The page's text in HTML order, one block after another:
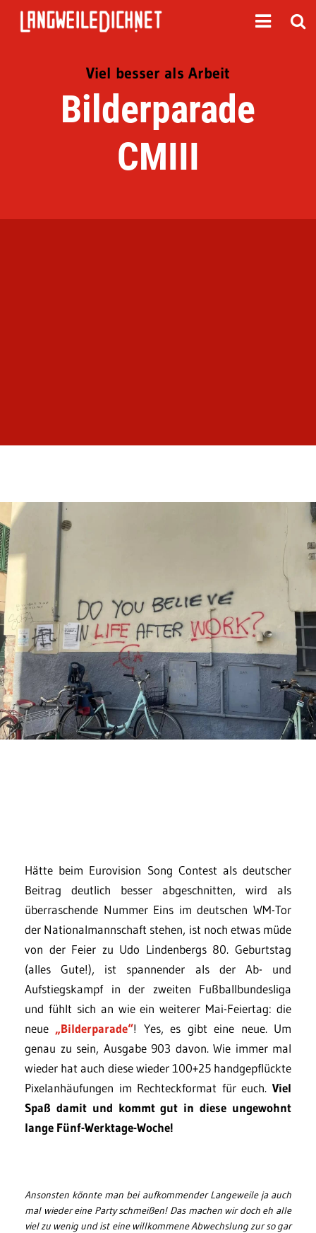
Viel besser als Arbeit
Bilderparade
CMIII
Hätte beim Eurovision Song Contest als deutscher
Beitrag deutlich besser abgeschnitten, wird als
überraschende Nummer Eins im deutschen WM-Tor
der Nationalmannschaft stehen, ist noch etwas müde
von der Feier zu Udo Lindenbergs 80. Geburtstag
(alles Gute!), ist spannender als der Ab- und
Aufstiegskampf in der zweiten Fußballbundesliga
und fühlt sich an wie ein weiterer Mai-Feiertag: die
neue „Bilderparade“! Yes, es gibt eine neue. Um
genau zu sein, Ausgabe 903 davon. Wie immer mal
wieder hat auch diese wieder 100+25 handgepflückte
Pixelanhäufungen im Rechteckformat für euch. Viel
Spaß damit und kommt gut in diese ungewohnt
lange Fünf-Werktage-Woche!
Ansonsten könnte man bei aufkommender Langeweile ja auch
mal wieder eine Party schmeißen! Das machen wir doch eh alle
viel zu wenig und ist eine willkommene Abwechslung zur so gar